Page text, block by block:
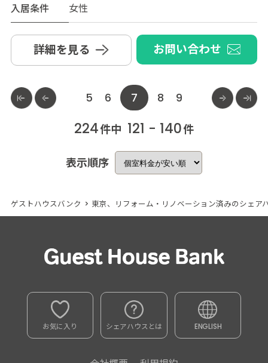
入居条件
女性
詳細を見る お問い合わせ
5 6 7 8 9
224件中 121 - 140件
表示順序
ゲストハウスバンク > 東京、リフォーム・リノベーション済みのシェア
お気に入り シェアハウスとは ENGLISH